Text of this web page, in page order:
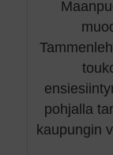
pohjalla
kaupungin